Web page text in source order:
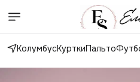
КолумбусКурткиПальто